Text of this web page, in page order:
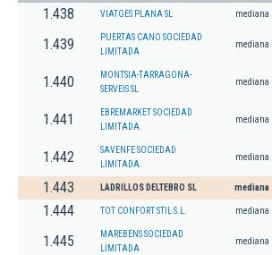
1.438 VIATGES PLANA SL mediana
1.439
PUERTAS CANO SOCIEDAD
LIMITADA
mediana
1.440
MONTSIA-TARRAGONA-
SERVEIS SL
mediana
1.441
EBREMARKET SOCIEDAD
LIMITADA.
mediana
1.442
SAVENFE SOCIEDAD
LIMITADA.
mediana
1.443 LADRILLOS DELTEBRO SL mediana
1.444 TOT CONFORT STIL S.L. mediana
1.445
MAREBENS SOCIEDAD
LIMITADA
mediana